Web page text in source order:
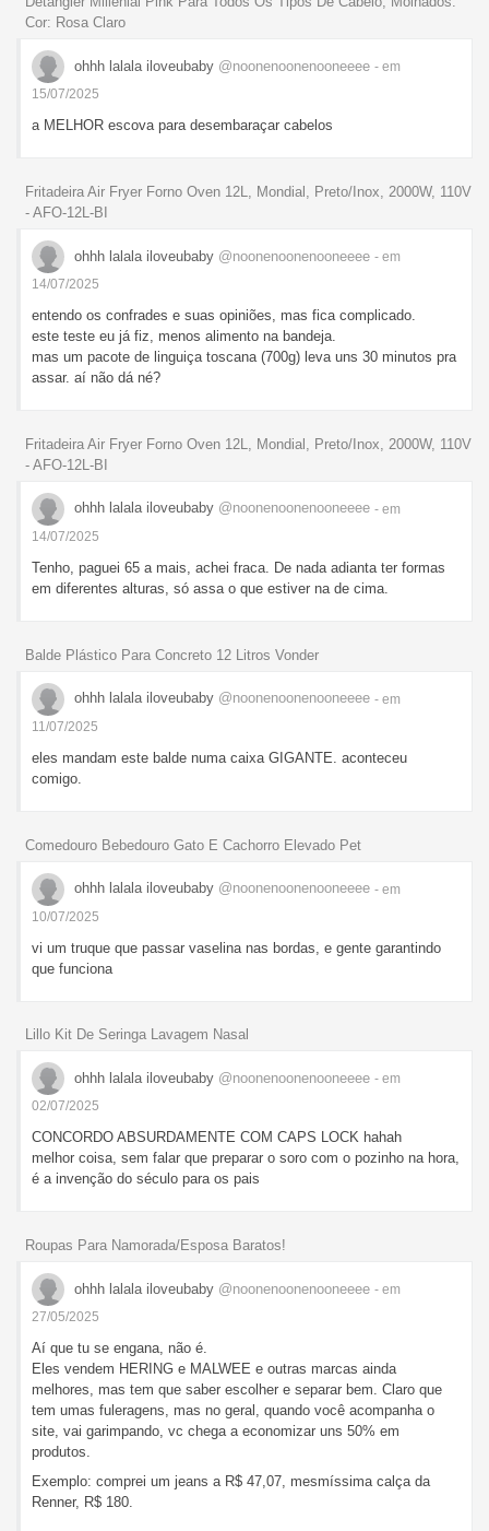
Cor: Rosa Claro
ohhh lalala iloveubaby @noonenoonenooneeee - em
15/07/2025
a MELHOR escova para desembaraçar cabelos
Fritadeira Air Fryer Forno Oven 12L, Mondial, Preto/Inox, 2000W, 110V
- AFO-12L-BI
ohhh lalala iloveubaby @noonenoonenooneeee - em
14/07/2025
entendo os confrades e suas opiniões, mas fica complicado.
este teste eu já fiz, menos alimento na bandeja.
mas um pacote de linguiça toscana (700g) leva uns 30 minutos pra
assar. aí não dá né?
Fritadeira Air Fryer Forno Oven 12L, Mondial, Preto/Inox, 2000W, 110V
- AFO-12L-BI
ohhh lalala iloveubaby @noonenoonenooneeee - em
14/07/2025
Tenho, paguei 65 a mais, achei fraca. De nada adianta ter formas
em diferentes alturas, só assa o que estiver na de cima.
Balde Plástico Para Concreto 12 Litros Vonder
ohhh lalala iloveubaby @noonenoonenooneeee - em
11/07/2025
eles mandam este balde numa caixa GIGANTE. aconteceu
comigo.
Comedouro Bebedouro Gato E Cachorro Elevado Pet
ohhh lalala iloveubaby @noonenoonenooneeee - em
10/07/2025
vi um truque que passar vaselina nas bordas, e gente garantindo
que funciona
Lillo Kit De Seringa Lavagem Nasal
ohhh lalala iloveubaby @noonenoonenooneeee - em
02/07/2025
CONCORDO ABSURDAMENTE COM CAPS LOCK hahah
melhor coisa, sem falar que preparar o soro com o pozinho na hora,
é a invenção do século para os pais
Roupas Para Namorada/Esposa Baratos!
ohhh lalala iloveubaby @noonenoonenooneeee - em
27/05/2025
Aí que tu se engana, não é.
Eles vendem HERING e MALWEE e outras marcas ainda
melhores, mas tem que saber escolher e separar bem. Claro que
tem umas fuleragens, mas no geral, quando você acompanha o
site, vai garimpando, vc chega a economizar uns 50% em
produtos.
Exemplo: comprei um jeans a R$ 47,07, mesmíssima calça da
Renner, R$ 180.